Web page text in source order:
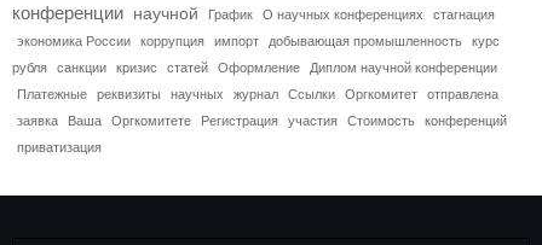
конференции научной График О научных конференциях
стагнация
экономика России
коррупция импорт добывающая промышленность
курс
рубля
санкции кризис статей Оформление
Диплом научной конференции
Платежные
реквизиты научных журнал Ссылки Оргкомитет
отправлена
заявка
Ваша Оргкомитете Регистрация участия Стоимость
конференций
приватизация